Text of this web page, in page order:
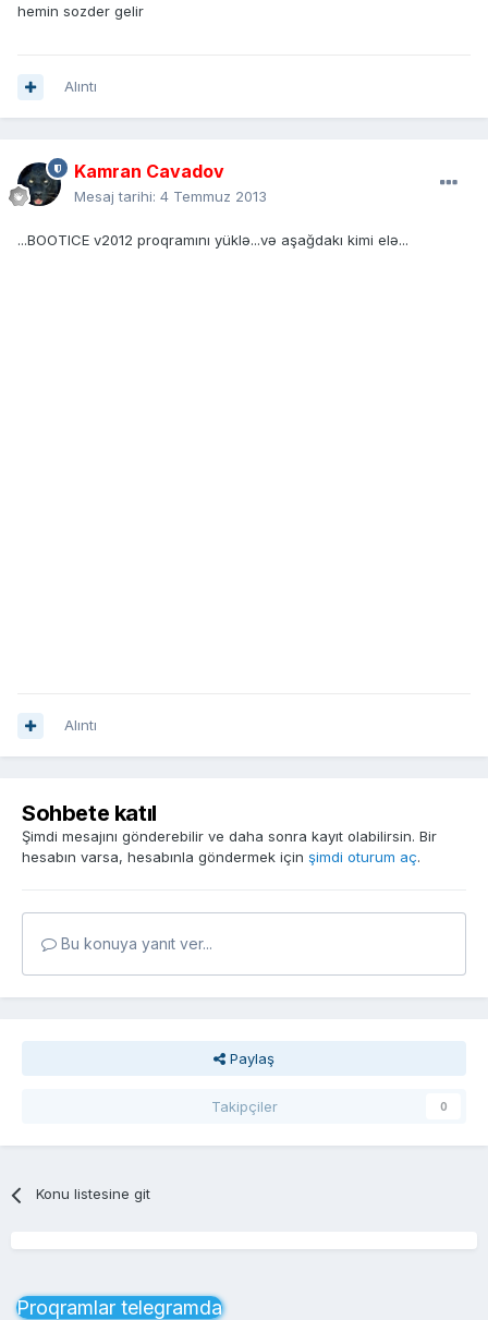
hemin sozder gelir
Alıntı
Kamran Cavadov
Mesaj tarihi: 4 Temmuz 2013
...BOOTICE v2012 proqramını yüklə...və aşağdakı kimi elə...
Alıntı
Sohbete katıl
Şimdi mesajını gönderebilir ve daha sonra kayıt olabilirsin. Bir
hesabın varsa, hesabınla göndermek için şimdi oturum aç.
Bu konuya yanıt ver...
Paylaş
Takipçiler 0
Konu listesine git
Proqramlar telegramda